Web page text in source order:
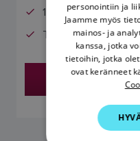
12 voltin
Toimii ACU-100:n
Etsi
personointiin ja
Jaamme myös
mainos- ja
kanssa, jotka
tietoihin, jotka
ovat keränneet